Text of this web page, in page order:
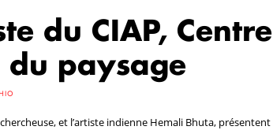
du CIAP, Centre
paysage
et l’artiste indienne Hemali Bhuta, présentent